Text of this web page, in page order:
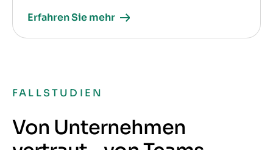
Erfahren Sie mehr
FALLSTUDIEN
Von Unternehmen